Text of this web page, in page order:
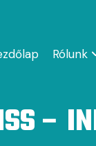
Rólunk
–